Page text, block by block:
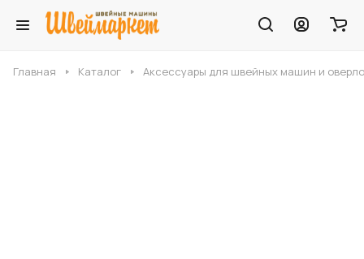
Главная Каталог Аксессуары для швейных машин и